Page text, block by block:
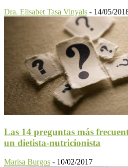
Dra. Elisabet Tasa Vinyals - 14/05/
Las 14 preguntas más
un dietista-nutricionista
Marisa Burgos - 10/02/2017